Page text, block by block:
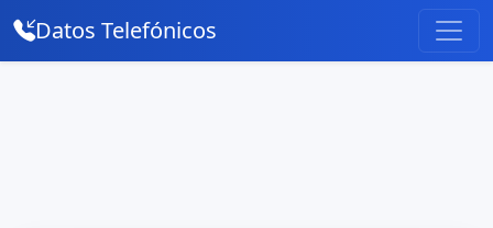
Datos Telefónicos